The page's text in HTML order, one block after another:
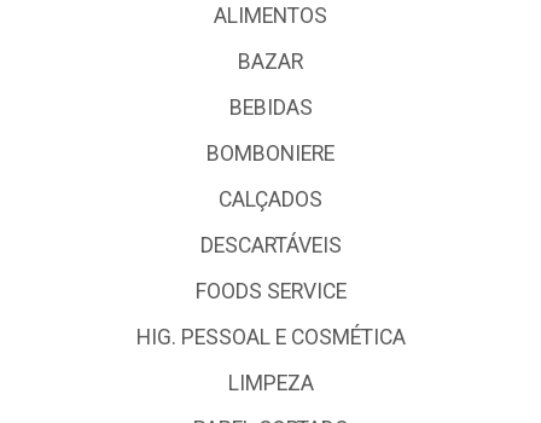
ALIMENTOS
BAZAR
BEBIDAS
BOMBONIERE
CALÇADOS
DESCARTÁVEIS
FOODS SERVICE
HIG. PESSOAL E COSMÉTICA
LIMPEZA